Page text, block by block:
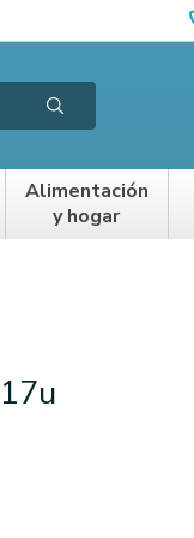
Alimentación
y hogar